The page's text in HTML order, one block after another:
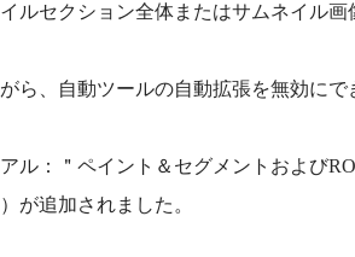
ルセクション全体またはサムネイル
ら、自動ツールの自動拡張を無効に
ル：＂ペイント＆セグメントおよび
が追加されました。